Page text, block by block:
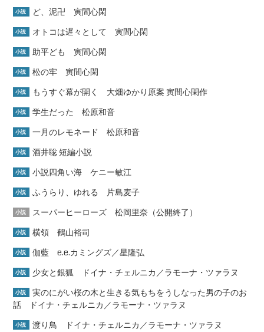
小説 ど、泥卍 寅間心閑
小説 オトコは遅々として 寅間心閑
小説 助平ども 寅間心閑
小説 松の牢 寅間心閑
小説 もうすぐ幕が開く 大畑ゆかり原案 寅間心閑作
小説 学生だった 松原和音
小説 一月のレモネード 松原和音
小説 酒井聡 短編小説
小説 小説四角い海 ケニー敏江
小説 ふうらり、ゆれる 片島麦子
小説 スーパーヒーローズ 松岡里奈（公開終了）
小説 横領 鶴山裕司
小説 伽藍 e.e.カミングズ／星隆弘
小説 少女と銀狐 ドイナ・チェルニカ／ラモーナ・ツァラヌ
小説
実のにがい桜の木と生きる気もちをうしなった男の子のお
話 ドイナ・チェルニカ／ラモーナ・ツァラヌ
小説 渡り鳥 ドイナ・チェルニカ／ラモーナ・ツァラヌ